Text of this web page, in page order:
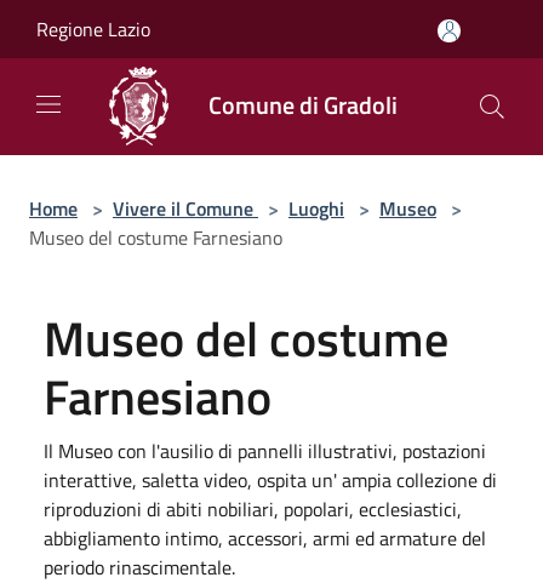
Regione Lazio
Comune di Gradoli
Home > Vivere il Comune > Luoghi > Museo >
Museo del costume Farnesiano
Museo del costume
Farnesiano
Il Museo con l'ausilio di pannelli illustrativi, postazioni
interattive, saletta video, ospita un' ampia collezione di
riproduzioni di abiti nobiliari, popolari, ecclesiastici,
abbigliamento intimo, accessori, armi ed armature del
periodo rinascimentale.